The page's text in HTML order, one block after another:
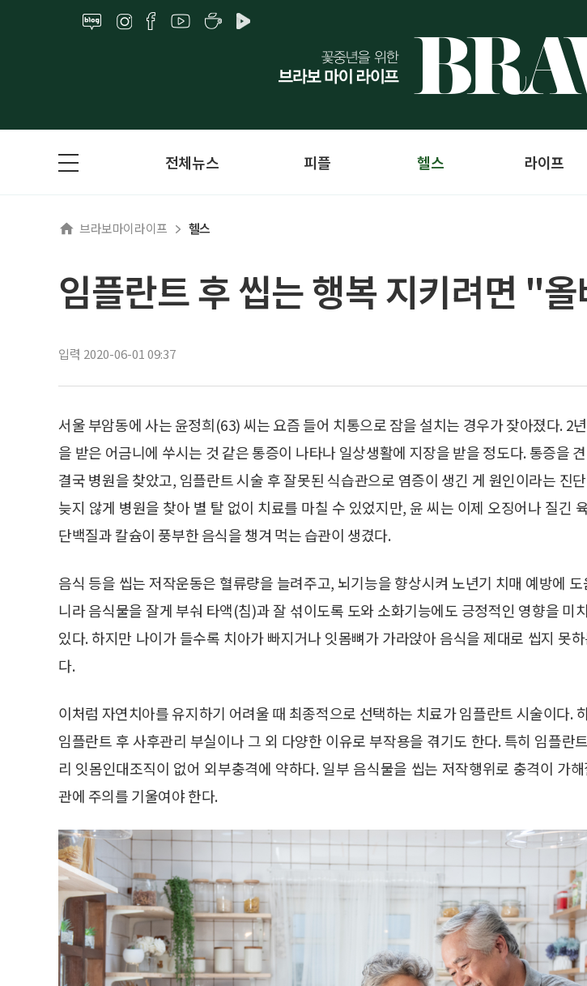
전체뉴스 피플 헬스 라이프
브라보마이라이프 헬스
임플란트 후 씹는 행복 지키려면 "
입력 2020-06-01 09:37
서울 부암동에 사는 윤정희(63) 씨는 요즘 들어 치통으로 잠을 설치는 경우가 잦아졌다. 2
을 받은 어금니에 쑤시는 것 같은 통증이 나타나 일상생활에 지장을 받을 정도다. 통증을
결국 병원을 찾았고, 임플란트 시술 후 잘못된 식습관으로 염증이 생긴 게 원인이라는 진
늦지 않게 병원을 찾아 별 탈 없이 치료를 마칠 수 있었지만, 윤 씨는 이제 오징어나 질긴
단백질과 칼슘이 풍부한 음식을 챙겨 먹는 습관이 생겼다.
음식 등을 씹는 저작운동은 혈류량을 늘려주고, 뇌기능을 향상시켜 노년기 치매 예방에
니라 음식물을 잘게 부숴 타액(침)과 잘 섞이도록 도와 소화기능에도 긍정적인 영향을 미
있다. 하지만 나이가 들수록 치아가 빠지거나 잇몸뼈가 가라앉아 음식을 제대로 씹지 못
다.
이처럼 자연치아를 유지하기 어려울 때 최종적으로 선택하는 치료가 임플란트 시술이다.
임플란트 후 사후관리 부실이나 그 외 다양한 이유로 부작용을 겪기도 한다. 특히 임플란
리 잇몸인대조직이 없어 외부충격에 약하다. 일부 음식물을 씹는 저작행위로 충격이 가
관에 주의를 기울여야 한다.